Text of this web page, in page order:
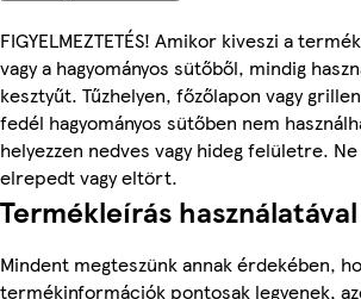
FIGYELMEZTETÉS! Amikor kiveszi a
vagy a hagyományos sütőből, mindig
kesztyűt. Tűzhelyen, főzőlapon vagy
fedél hagyományos sütőben nem
helyezzen nedves vagy hideg felületre.
elrepedt vagy eltört.
Termékleírás használatával
Mindent megteszünk annak érdekében,
termékinformációk pontosak legyenek,